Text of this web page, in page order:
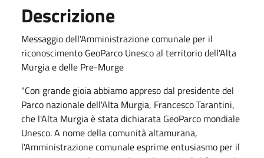
Descrizione
Messaggio dell'Amministrazione comunale per il
riconoscimento GeoParco Unesco al territorio dell'Alta
Murgia e delle Pre-Murge
"Con grande gioia abbiamo appreso dal presidente del
Parco nazionale dell'Alta Murgia, Francesco Tarantini,
che l'Alta Murgia è stata dichiarata GeoParco mondiale
Unesco. A nome della comunità altamurana,
l'Amministrazione comunale esprime entusiasmo per il